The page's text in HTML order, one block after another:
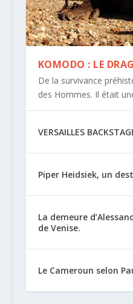
KOMODO : LE
De la survivance
des Hommes. Il était
VERSAILLES
Piper Heidsiek, un
La demeure
de Venise.
Le Cameroun selon